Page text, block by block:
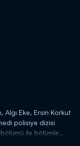
Algı Eke, Ersin Korkut
polisiye dizisi
ile bölümle